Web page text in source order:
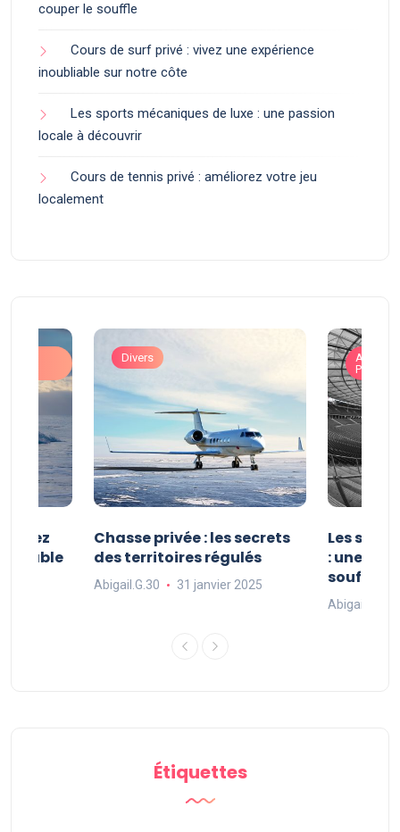
couper le souffle
Cours de surf privé : vivez une expérience
inoubliable sur notre côte
Les sports mécaniques de luxe : une passion
locale à découvrir
Cours de tennis privé : améliorez votre jeu
localement
vivez
Divers
Chasse privée : les secrets
des territoires régulés
Abigail.G.30 31 janvier 2025
Art de
Les
: une
souffle
Abigail.G.30
Étiquettes